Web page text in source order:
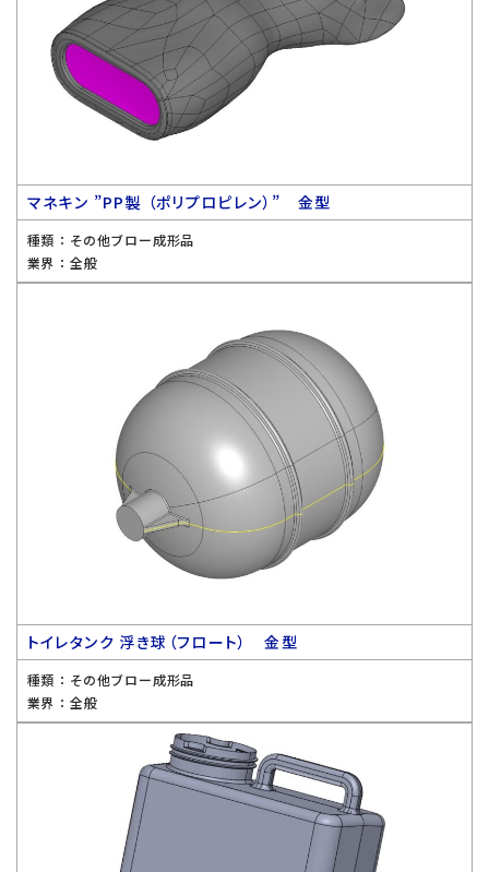
マネキン ”PP製 （ポリプロピレン）” 金型
種類 ： その他ブロー成形品
業界 ： 全般
トイレタンク 浮き球（フロート） 金型
種類 ： その他ブロー成形品
業界 ： 全般